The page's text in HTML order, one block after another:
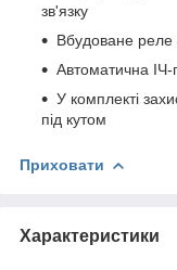
зв'язку
Вбудоване реле
Автоматична ІЧ-
У комплекті
під кутом
Приховати
Характеристики